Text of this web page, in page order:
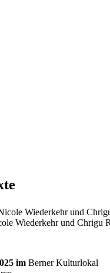
Wiederkehr und Chrigu
im Berner Kulturlokal